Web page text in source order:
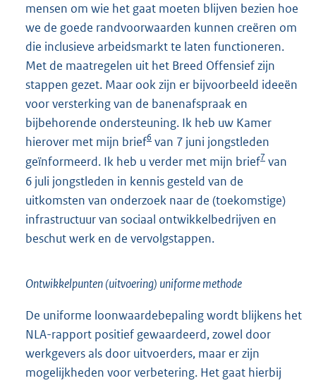
mensen om wie het gaat moeten blijven bezien hoe
we de goede randvoorwaarden kunnen creëren om
die inclusieve arbeidsmarkt te laten functioneren.
Met de maatregelen uit het Breed Offensief zijn
stappen gezet. Maar ook zijn er bijvoorbeeld ideeën
voor versterking van de banenafspraak en
bijbehorende ondersteuning. Ik heb uw Kamer
hierover met mijn brief6 van 7 juni jongstleden
geïnformeerd. Ik heb u verder met mijn brief7 van
6 juli jongstleden in kennis gesteld van de
uitkomsten van onderzoek naar de (toekomstige)
infrastructuur van sociaal ontwikkelbedrijven en
beschut werk en de vervolgstappen.
Ontwikkelpunten (uitvoering) uniforme methode
De uniforme loonwaardebepaling wordt blijkens het
NLA-rapport positief gewaardeerd, zowel door
werkgevers als door uitvoerders, maar er zijn
mogelijkheden voor verbetering. Het gaat hierbij